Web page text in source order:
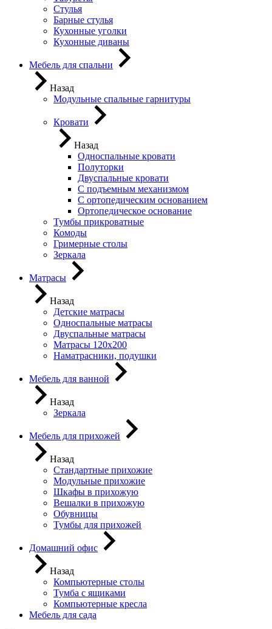
Стулья
Барные стулья
Кухонные уголки
Кухонные диваны
Мебель для спальни
Назад
Модульные спальные гарнитуры
Кровати
Назад
Односпальные кровати
Полуторки
Двуспальные кровати
С подъемным механизмом
С ортопедическим основанием
Ортопедическое основание
Тумбы прикроватные
Комоды
Гримерные столы
Зеркала
Матрасы
Назад
Детские матрасы
Односпальные матрасы
Двуспальные матрасы
Матрасы 120х200
Наматрасники, подушки
Мебель для ванной
Назад
Зеркала
Мебель для прихожей
Назад
Стандартные прихожие
Модульные прихожие
Шкафы в прихожую
Вешалки в прихожую
Обувницы
Тумбы для прихожей
Домашний офис
Назад
Компьютерные столы
Тумба с ящиками
Компьютерные кресла
Мебель для сада